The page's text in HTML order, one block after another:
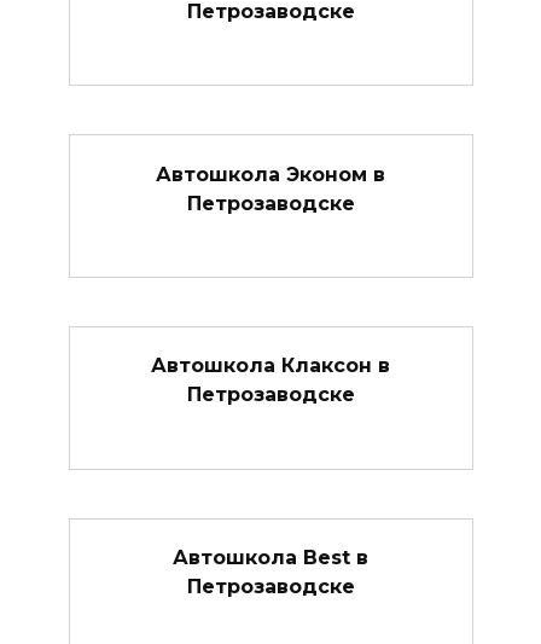
Петрозаводске
Автошкола Эконом в
Петрозаводске
Автошкола Клаксон в
Петрозаводске
Автошкола Best в
Петрозаводске